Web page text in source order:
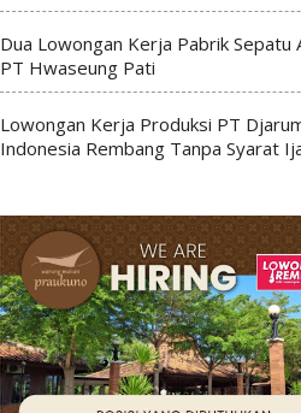
Dua Lowongan Kerja Pabrik Sepatu
PT Hwaseung Pati
Lowongan Kerja Produksi PT
Indonesia Rembang Tanpa Syarat